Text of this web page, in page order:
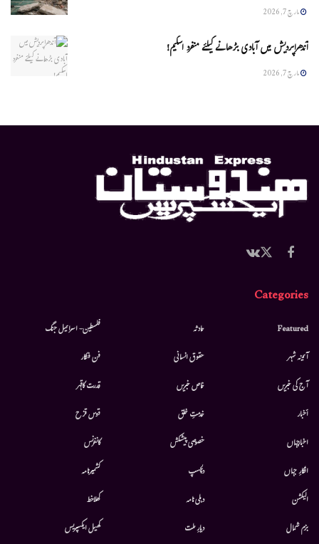
مارچ 7, 2026
آندھراپردیش میں آبادی بڑھانے کیلئے منفرد اسکیم!
مارچ 7, 2026
Categories
Featured
آئینہ شہر
آج کی خبریں
أخبار
اخبارجہاں
افکارِ جہاں
الیکشن
بزم شمال
حادثہ
حقوق انسانی
خاص خبریں
خدمتِ خلق
خصوصی پیشکش
دلچسپ
دہلی نامہ
دیارِ ملت
فلسطین- اسرائیل جنگ
فن فنکار
قدرت کاقہر
قوس قزح
کانفرنس
کشمیرنامہ
کھلاخط
کھیل ایکسپریس